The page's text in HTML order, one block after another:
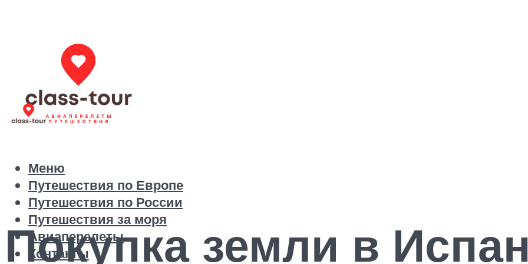
Путешествия по Европе
Путешествия по России
Путешествия за моря
Авиаперелеты
Контакты
Меню
Покупка земли в